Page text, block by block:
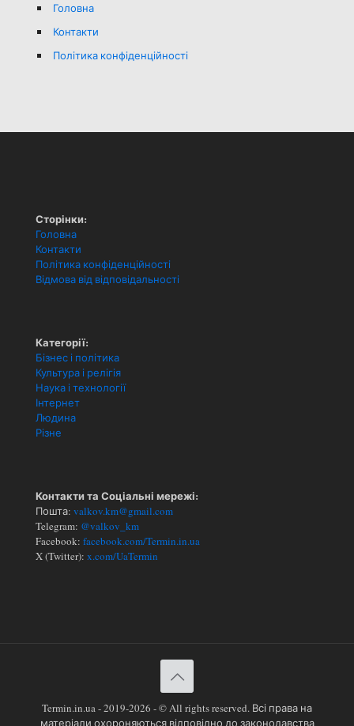
Головна
Контакти
Політика конфіденційності
Сторінки:
Головна
Контакти
Політика конфіденційності
Відмова від відповідальності
Категорії:
Бізнес і політика
Культура і релігія
Наука і технології
Інтернет
Людина
Різне
Контакти та Соціальні мережі:
Пошта: valkov.km@gmail.com
Telegram: @valkov_km
Facebook: facebook.com/Termin.in.ua
X (Twitter): x.com/UaTermin
Termin.in.ua - 2019-2026 - © All rights reserved. Всі права на
матеріали охороняються відповідно до законодавства